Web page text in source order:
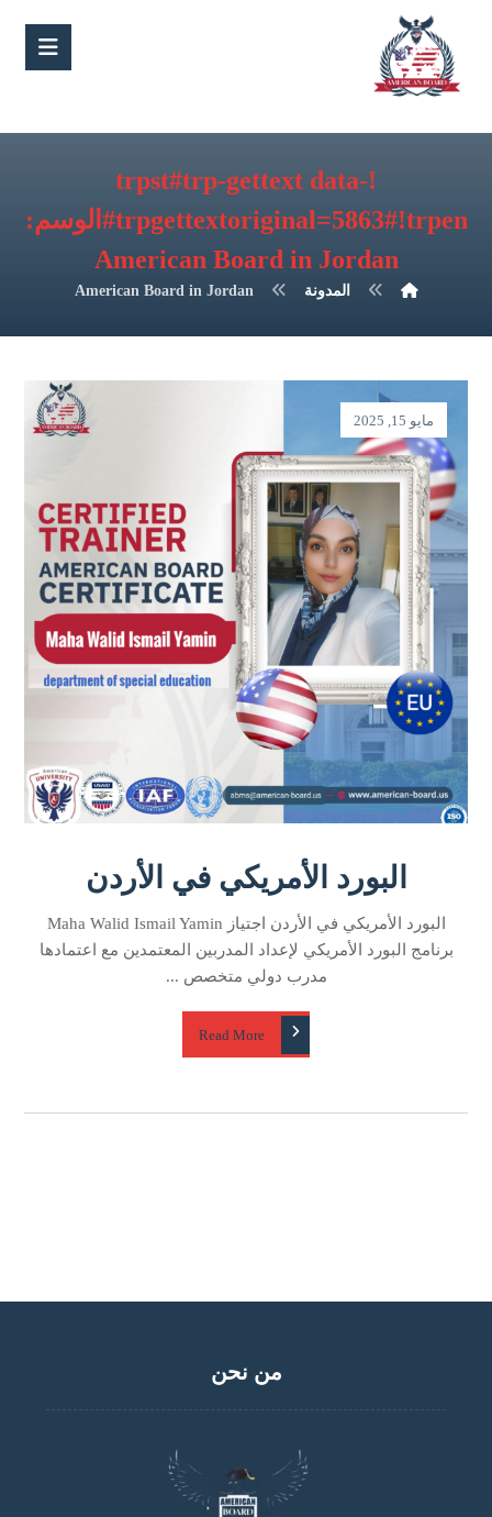
!trpst#trp-gettext data-
trpgettextoriginal=5863#!trpen#الوسم:
American Board in Jordan
المدونة American Board in Jordan
البورد الأمريكي في الأردن
مايو 15, 2025
البورد الأمريكي في الأردن اجتياز Maha Walid Ismail Yamin
برنامج البورد الأمريكي لإعداد المدربين المعتمدين مع اعتمادها
مدرب دولي متخصص ...
Read More
من نحن